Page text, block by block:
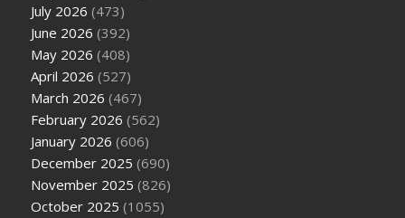
July 2026 (473)
June 2026 (392)
May 2026 (408)
April 2026 (527)
March 2026 (467)
February 2026 (562)
January 2026 (606)
December 2025 (690)
November 2025 (826)
October 2025 (1055)